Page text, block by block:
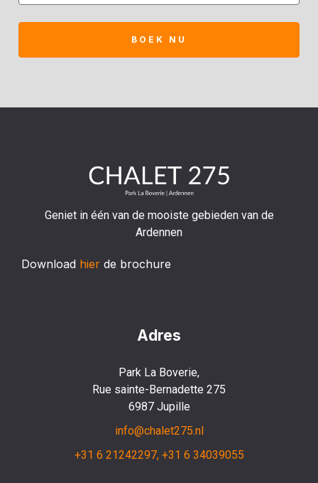
BOEK NU
Geniet in één van de mooiste gebieden van de
Ardennen
Download hier de brochure
Adres
Park La Boverie,
Rue sainte-Bernadette 275
6987 Jupille
info@chalet275.nl
+31 6 21242297, +31 6 34039055